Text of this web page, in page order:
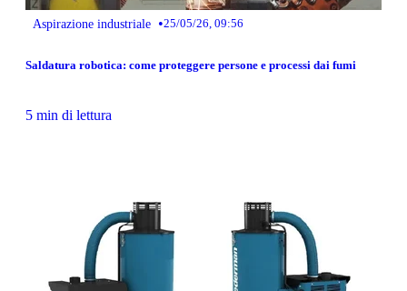
Aspirazione industriale •25/05/26, 09:56
Saldatura robotica: come proteggere persone e processi dai fumi
5 min di lettura